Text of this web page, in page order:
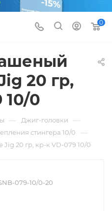
0
20 гр,
10/0
— Джиг-головки —
стингера 10/0 —
20 гр, кр-к VD-079 10/0
079-10/0-20